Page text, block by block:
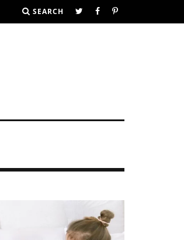
SEARCH